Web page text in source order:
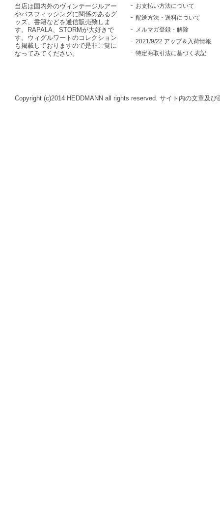
当店は国内外のヴィンテージルアー
やバスフィッシングに関係のあるグ
ッズ、書籍などを通信販売致しま
す。RAPALA、STORMが大好きで
す。ウィグルワートのコレクション
も掲載しておりますので是非ご覧に
なってみてください。
お支払い方法について
配送方法・送料について
メルマガ登録・解除
2021/9/22 アップ＆入荷情報
特定商取引法に基づく表記
Copyright (c)2014 HEDDMANN all rights reserved. サイト内の文章及